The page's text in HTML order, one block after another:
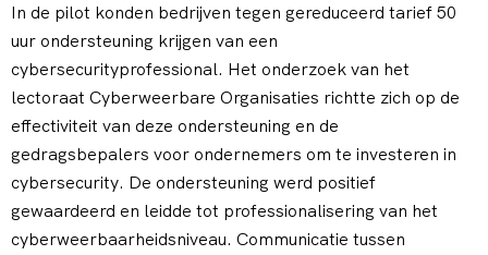
In de pilot konden bedrijven tegen gereduceerd tarief 50
uur ondersteuning krijgen van een
cybersecurityprofessional. Het onderzoek van het
lectoraat Cyberweerbare Organisaties richtte zich op de
effectiviteit van deze ondersteuning en de
gedragsbepalers voor ondernemers om te investeren in
cybersecurity. De ondersteuning werd positief
gewaardeerd en leidde tot professionalisering van het
cyberweerbaarheidsniveau. Communicatie tussen